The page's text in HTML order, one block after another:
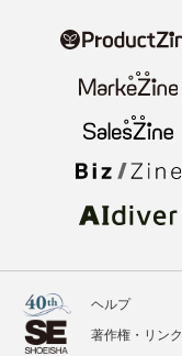
ヘルプ
著作権・リンク